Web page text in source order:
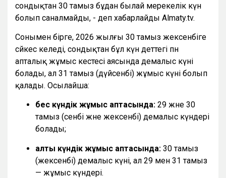
сондықтан 30 тамыз бұдан былай мерекелік күн
болып саналмайды, - деп хабарлайды Almaty.tv.
Сонымен бірге, 2026 жылғы 30 тамыз жексенбіге
сәйкес келеді, сондықтан бұл күн әдеттегі пән
апталық жұмыс кестесі аясында демалыс күні
болады, ал 31 тамыз (дүйсенбі) жұмыс күні болып
қалады. Осылайша:
бес күндік жұмыс аптасында: 29 және 30
тамыз (сенбі және жексенбі) демалыс күндері
болады;
алты күндік жұмыс аптасында: 30 тамыз
(жексенбі) демалыс күні, ал 29 мен 31 тамыз
— жұмыс күндері.